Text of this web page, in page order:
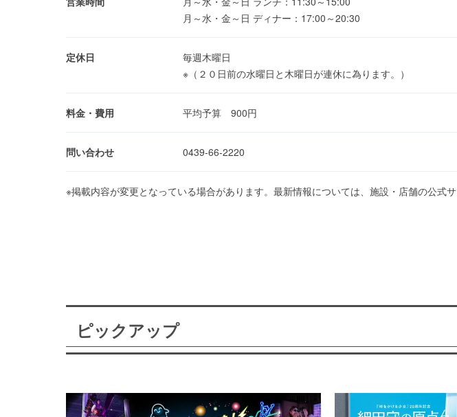
月～水・金～日 ディナー：17:00～20:30
定休日
毎週木曜日
※（２０日前の水曜日と木曜日が連休に為ります。）
料金・費用 平均予算 900円
問い合わせ 0439-66-2220
※掲載内容が変更となっている場合があります。最新情報については、施設・店舗の公式サ
ピックアップ